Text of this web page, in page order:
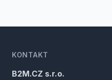
KONTAKT
B2M.CZ s.r.o.